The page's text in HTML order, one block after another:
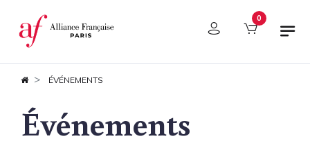
Panneau de gestion des cookies 0
ÉVÉNEMENTS
Événements